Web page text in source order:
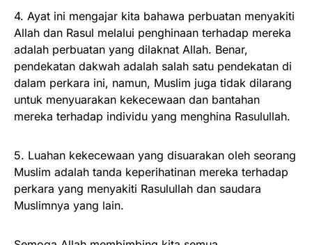
4. Ayat ini mengajar kita bahawa perbuatan menyakiti
Allah dan Rasul melalui penghinaan terhadap mereka
adalah perbuatan yang dilaknat Allah. Benar,
pendekatan dakwah adalah salah satu pendekatan di
dalam perkara ini, namun, Muslim juga tidak dilarang
untuk menyuarakan kekecewaan dan bantahan
mereka terhadap individu yang menghina Rasulullah.
5. Luahan kekecewaan yang disuarakan oleh seorang
Muslim adalah tanda keperihatinan mereka terhadap
perkara yang menyakiti Rasulullah dan saudara
Muslimnya yang lain.